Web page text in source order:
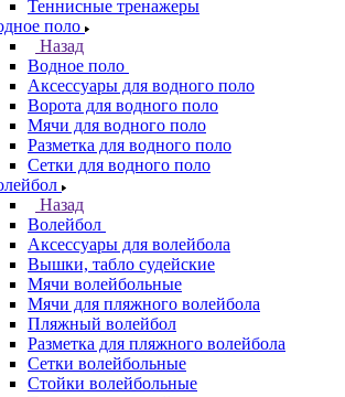
Теннисные тренажеры
поло
Назад
Водное поло
Аксессуары для водного поло
Ворота для водного поло
Мячи для водного поло
Разметка для водного поло
Сетки для водного поло
Назад
Волейбол
Аксессуары для волейбола
Вышки, табло судейские
Мячи волейбольные
Мячи для пляжного волейбола
Пляжный волейбол
Разметка для пляжного волейбола
Сетки волейбольные
Стойки волейбольные